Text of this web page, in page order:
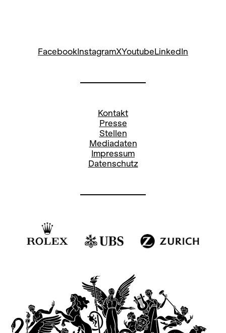
FacebookInstagramXYoutubeLinkedIn
Kontakt
Presse
Stellen
Mediadaten
Impressum
Datenschutz